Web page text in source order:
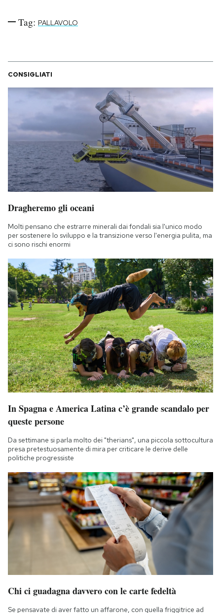
Tag: PALLAVOLO
CONSIGLIATI
Dragheremo gli oceani
Molti pensano che estrarre minerali dai fondali sia l'unico modo
per sostenere lo sviluppo e la transizione verso l'energia pulita, ma
ci sono rischi enormi
In Spagna e America Latina c’è grande scandalo per
queste persone
Da settimane si parla molto dei "therians", una piccola sottocultura
presa pretestuosamente di mira per criticare le derive delle
politiche progressiste
Chi ci guadagna davvero con le carte fedeltà
Se pensavate di aver fatto un affarone, con quella friggitrice ad